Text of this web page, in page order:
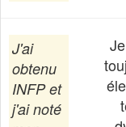
J'ai
obtenu
INFPet
j'ai noté